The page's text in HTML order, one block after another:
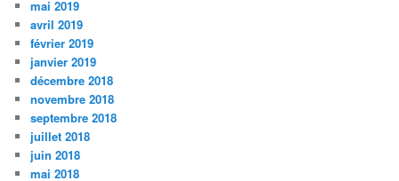
mai 2019
avril 2019
février 2019
janvier 2019
décembre 2018
novembre 2018
septembre 2018
juillet 2018
juin 2018
mai 2018